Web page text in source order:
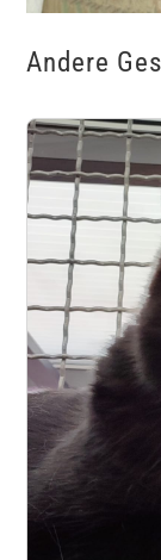
Andere